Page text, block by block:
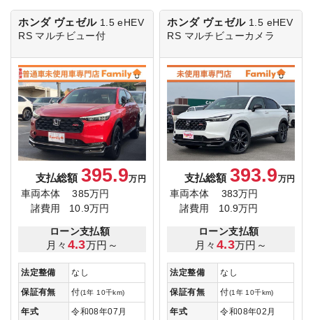
ホンダ ヴェゼル 1.5 eHEV
RS マルチビュー付
支払総額 395.9万円
車両本体
385万円
諸費用
10.9万円
ローン支払額
月々 4.3万円～
法定整備
なし
保証有無
付(1年 10千km)
年式 令和08年07月
ホンダ ヴェゼル 1.5 eHEV
RS マルチビューカメラ
支払総額 393.9万円
車両本体
383万円
諸費用
10.9万円
ローン支払額
月々 4.3万円～
法定整備
なし
保証有無
付(1年 10千km)
年式 令和08年02月